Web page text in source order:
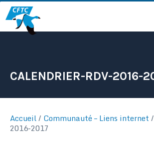
Passer
au
contenu
CALENDRIER-RDV-2016-
Accueil/ Communauté – Liens internet /
2016-2017